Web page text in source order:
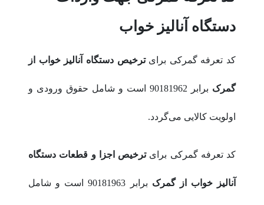
دستگاه آنالیز خواب
کد تعرفه گمرکی برایترخیص دستگاه آنالیز خواب از
گمرک برابر 90181962 است و شامل حقوق ورودی و
اولویت کالایی می‌گردد.
کد تعرفه گمرکی برایترخیص اجزا و قطعات دستگاه
آنالیز خواب از گمرک برابر 90181963 است و شامل